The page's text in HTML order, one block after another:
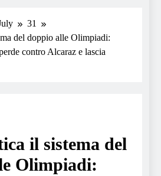
31
del doppio alle Olimpiadi:
contro Alcaraz e lascia
il sistema del
Olimpiadi: